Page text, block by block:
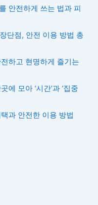
안전하게 쓰는 법과 피
단점, 안전 이용 방법 총
하고 현명하게 즐기는
에 모아 ‘시간’과 ‘집중
과 안전한 이용 방법